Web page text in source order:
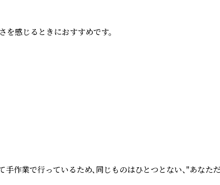
感じるときにおすすめです。
業で行っているため、同じものはひとつとない、"あな